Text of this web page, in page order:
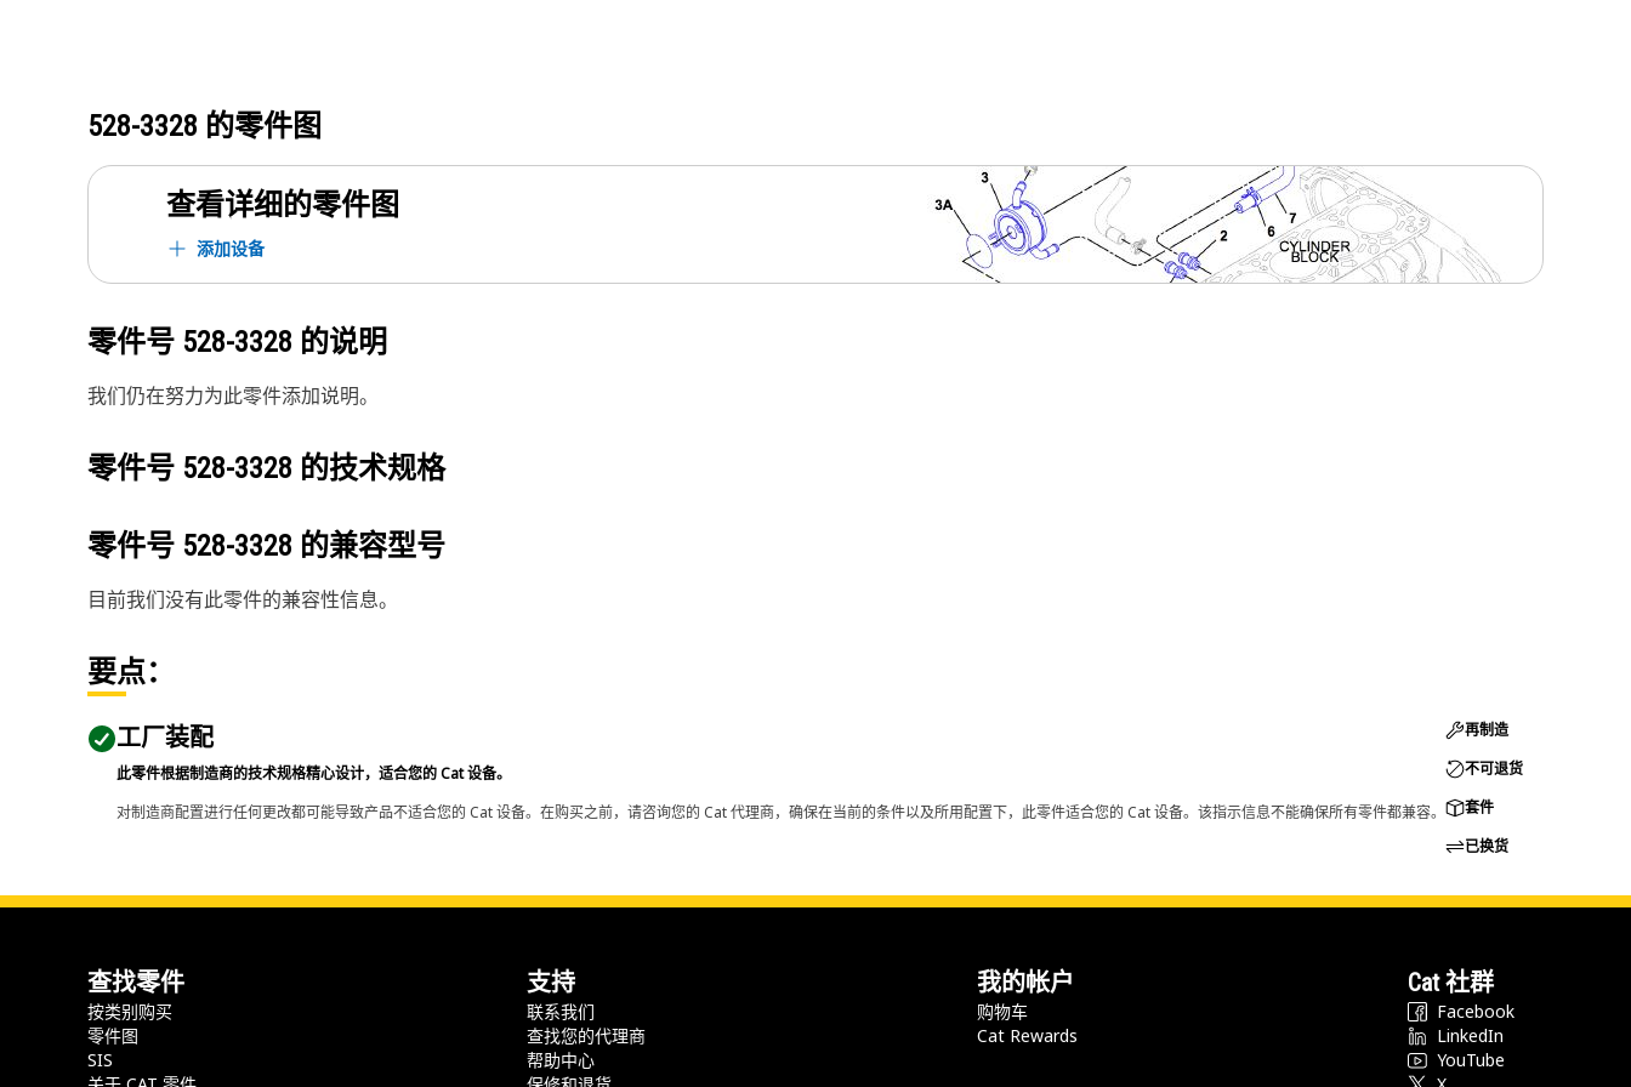
528-3328 的零件图
查看详细的零件图
添加设备
零件号 528-3328 的说明
我们仍在努力为此零件添加说明。
零件号 528-3328 的技术规格
零件号 528-3328 的兼容型号
目前我们没有此零件的兼容性信息。
要点：
工厂装配
此零件根据制造商的技术规格精心设计，适合您的 Cat 设备。
对制造商配置进行任何更改都可能导致产品不适合您的 Cat 设备。在购买之前，请咨询您的 Cat 代理商，确保在当前的条件以及所用配置下，此零件适合您的 Cat 设备。该指示信息不能确保所有零件都兼容。
再制造
不可退货
套件
已换货
查找零件
按类别购买
零件图
SIS
支持
联系我们
查找您的代理商
帮助中心
我的帐户
购物车
Cat Rewards
Cat 社群
Facebook
LinkedIn
YouTube